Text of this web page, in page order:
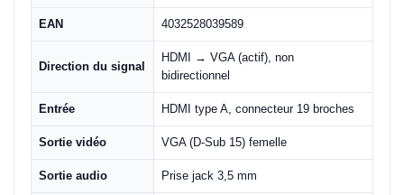
EAN 4032528039589
Direction du signal
HDMI → VGA (actif), non
bidirectionnel
Entrée HDMI type A, connecteur 19 broches
Sortie vidéo VGA (D-Sub 15) femelle
Sortie audio Prise jack 3,5 mm